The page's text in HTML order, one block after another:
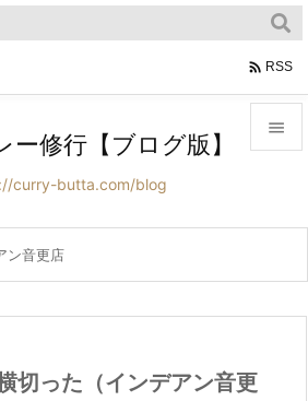



 RSS
ー修行【ブログ版】
curry-butta.com/blog
ン音更店
切った（インデアン音更